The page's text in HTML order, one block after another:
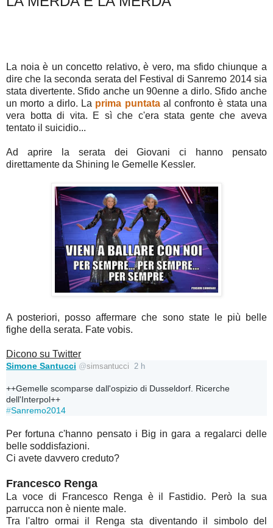
La noia è un concetto relativo, è vero, ma sfido chiunque a
dire che la seconda serata del Festival di Sanremo 2014 sia
stata divertente. Sfido anche un 90enne a dirlo. Sfido anche
un morto a dirlo. La prima puntataal confronto è stata una
vera botta di vita. E sì che c'era stata gente che aveva
tentato il suicidio...
Ad aprire la serata dei Giovani ci hanno pensato
direttamente da Shining le Gemelle Kessler.
A posteriori, posso affermare che sono state le più belle
fighe della serata. Fate vobis.
Dicono su Twitter
Simone Santucci @simsantucci 2 h
++Gemelle scomparse dall'ospizio di Dusseldorf. Ricerche
#Sanremo2014
Per fortuna c'hanno pensato i Big in gara a regalarci delle
belle soddisfazioni.
Ci avete davvero creduto?
Francesco Renga
La voce di Francesco Renga è il Fastidio. Però la sua
parrucca non è niente male.
Tra l'altro ormai il Renga sta diventando il simbolo del